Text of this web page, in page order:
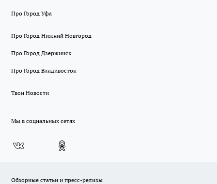
Про Город Уфа
Про Город Нижний Новгород
Про Город Дзержинск
Про Город Владивосток
Твои Новости
Мы в социальных сетях
Обзорные статьи и пресс-релизы